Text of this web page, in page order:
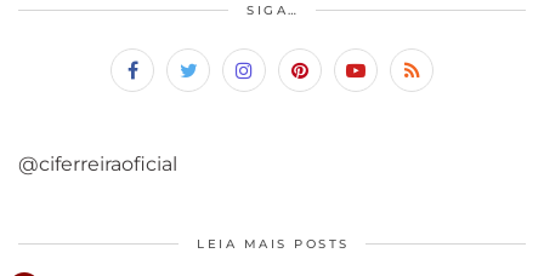
SIGA…
@ciferreiraoficial
LEIA MAIS POSTS